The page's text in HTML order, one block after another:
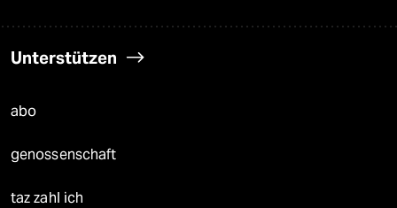
Unterstützen
abo
genossenschaft
taz zahl ich